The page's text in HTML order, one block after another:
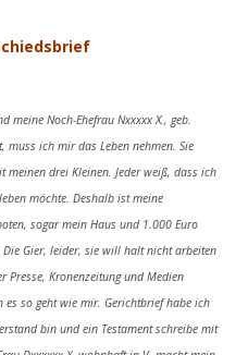
meine Noch-Ehefrau Nxxxxx X., geb.
muss ich mir das Leben nehmen. Sie
drei Kleinen. Jeder weiß, dass ich
möchte. Deshalb ist meine
sogar mein Haus und 1.000 Euro
Gier, leider, sie will halt nicht arbeiten
Presse, Kronenzeitung und Medien
es so geht wie mir. Gerichtbrief habe ich
bin und ein Testament schreibe mit